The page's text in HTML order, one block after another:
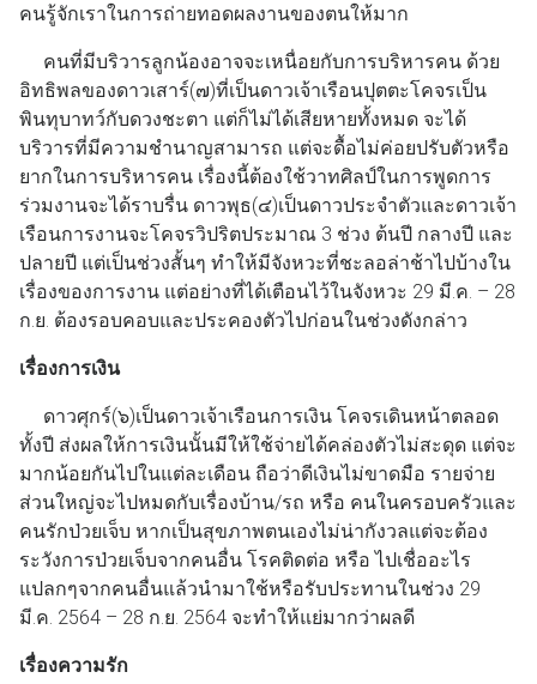
คนรู้จักเราในการถ่ายทอดผลงานของตนให้มาก
คนที่มีบริวารลูกน้องอาจจะเหนื่อยกับการบริหารคน ด้วย
อิทธิพลของดาวเสาร์(๗)ที่เป็นดาวเจ้าเรือนปุตตะโคจรเป็น
พินทุบาทว์กับดวงชะตา แต่ก็ไม่ได้เสียหายทั้งหมด จะได้
บริวารที่มีความชำนาญสามารถ แต่จะดื้อไม่ค่อยปรับตัวหรือ
ยากในการบริหารคน เรื่องนี้ต้องใช้วาทศิลป์ในการพูดการ
ร่วมงานจะได้ราบรื่น ดาวพุธ(๔)เป็นดาวประจำตัวและดาวเจ้า
เรือนการงานจะโคจรวิปริตประมาณ 3 ช่วง ต้นปี กลางปี และ
ปลายปี แต่เป็นช่วงสั้นๆ ทำให้มีจังหวะที่ชะลอล่าช้าไปบ้างใน
เรื่องของการงาน แต่อย่างที่ได้เตือนไว้ในจังหวะ 29 มี.ค. – 28
ก.ย. ต้องรอบคอบและประคองตัวไปก่อนในช่วงดังกล่าว
เรื่องการเงิน
ดาวศุกร์(๖)เป็นดาวเจ้าเรือนการเงิน โคจรเดินหน้าตลอด
ทั้งปี ส่งผลให้การเงินนั้นมีให้ใช้จ่ายได้คล่องตัวไม่สะดุด แต่จะ
มากน้อยกันไปในแต่ละเดือน ถือว่าดีเงินไม่ขาดมือ รายจ่าย
ส่วนใหญ่จะไปหมดกับเรื่องบ้าน/รถ หรือ คนในครอบครัวและ
คนรักป่วยเจ็บ หากเป็นสุขภาพตนเองไม่น่ากังวลแต่จะต้อง
ระวังการป่วยเจ็บจากคนอื่น โรคติดต่อ หรือ ไปเชื่ออะไร
แปลกๆจากคนอื่นแล้วนำมาใช้หรือรับประทานในช่วง 29
มี.ค. 2564 – 28 ก.ย. 2564 จะทำให้แย่มากว่าผลดี
เรื่องความรัก